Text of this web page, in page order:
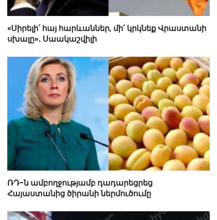
«Սիրելի՛ հայ հարևաններ, մի՛ կրկնեք Վրաստանի
սխալը»․ Սաակաշվիլի
ՌԴ-ն ամբողջությամբ դադարեցրեց
Հայաստանից ծիրանի ներմուծումը